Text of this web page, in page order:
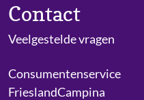
Contact
Veelgestelde vragen
Consumentenservice
FrieslandCampina